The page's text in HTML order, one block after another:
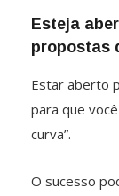
Esteja
propostas
Estar aberto
para que
curva”.
O sucesso